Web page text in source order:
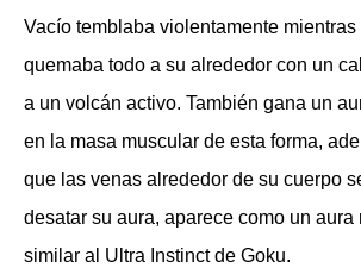
Vacío temblaba violentamente
quemaba todo a su alrededor con un
a un volcán activo. También gana un
en la masa muscular de esta forma,
que las venas alrededor de su cuerpo
desatar su aura, aparece como un aura
similar al Ultra Instinct de Goku.